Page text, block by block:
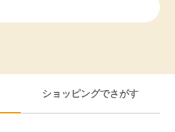
ショッピングでさがす